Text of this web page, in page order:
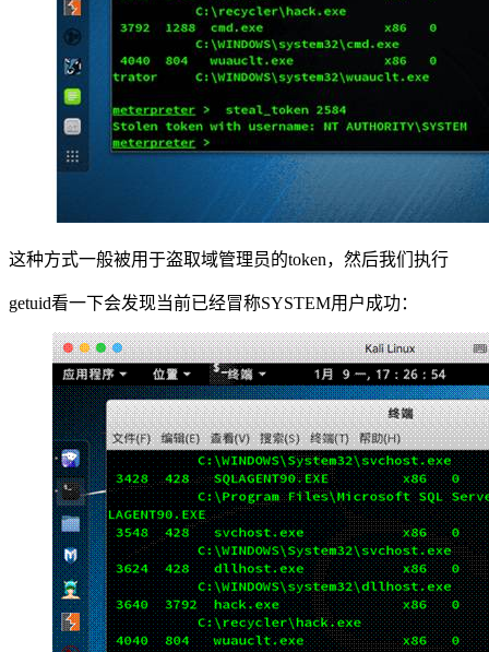
这种方式一般被用于盗取域管理员的token，然后我们执行
getuid看一下会发现当前已经冒称SYSTEM用户成功：